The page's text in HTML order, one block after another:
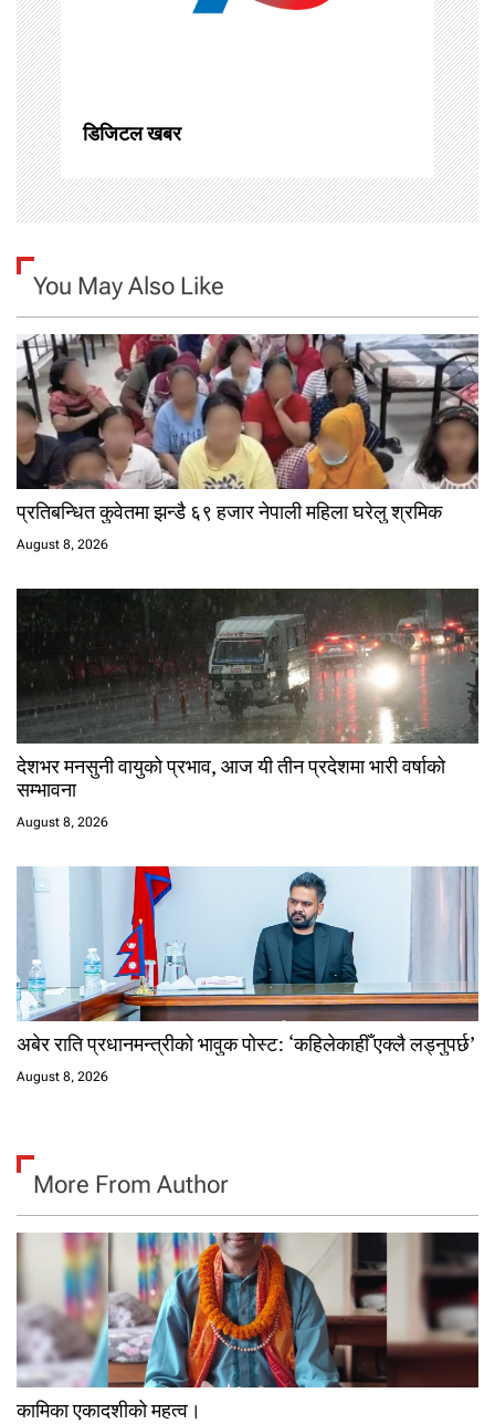
t
i
o
n
डिजिटल खबर
You May Also Like
प्रतिबन्धित कुवेतमा झन्डै ६९ हजार नेपाली महिला घरेलु श्रमिक
August 8, 2026
देशभर मनसुनी वायुको प्रभाव, आज यी तीन प्रदेशमा भारी वर्षाको
सम्भावना
August 8, 2026
अबेर राति प्रधानमन्त्रीको भावुक पोस्ट: ‘कहिलेकाहीँ एक्लै लड्नुपर्छ’
August 8, 2026
More From Author
कामिका एकादशीको महत्व।